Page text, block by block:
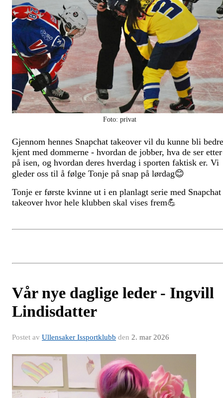
Foto: privat
Gjennom hennes Snapchat takeover vil du kunne bli bedre
kjent med dommerne - hvordan de jobber, hva de ser etter
på isen, og hvordan deres hverdag i sporten faktisk er. Vi
gleder oss til å følge Tonje på snap på lørdag😊
Tonje er første kvinne ut i en planlagt serie med Snapchat
takeover hvor hele klubben skal vises frem💪
Vår nye daglige leder - Ingvill
Lindisdatter
Postet av Ullensaker Issportklubb den 2. mar 2026